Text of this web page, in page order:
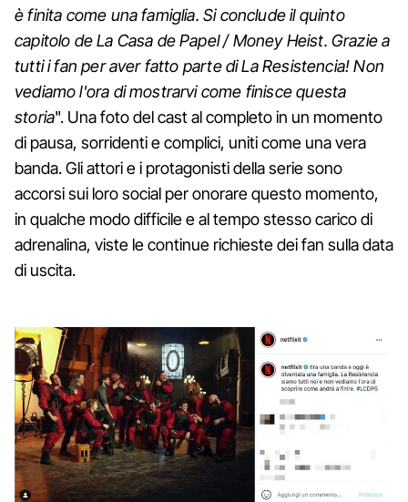
è finita come una famiglia. Si conclude il quinto
capitolo de La Casa de Papel / Money Heist. Grazie a
tutti i fan per aver fatto parte di La Resistencia! Non
vediamo l'ora di mostrarvi come finisce questa
storia". Una foto del cast al completo in un momento
di pausa, sorridenti e complici, uniti come una vera
banda. Gli attori e i protagonisti della serie sono
accorsi sui loro social per onorare questo momento,
in qualche modo difficile e al tempo stesso carico di
adrenalina, viste le continue richieste dei fan sulla data
di uscita.